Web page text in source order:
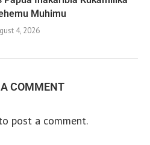
Muhimu
4, 2026
COMMENT
post a comment.